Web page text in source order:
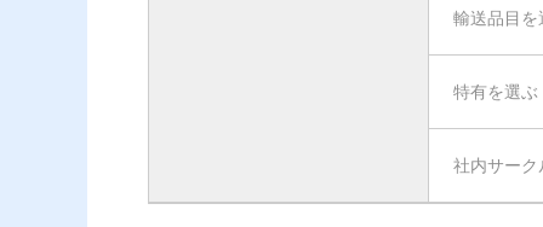
輸送品目を
特有を選ぶ
社内サーク